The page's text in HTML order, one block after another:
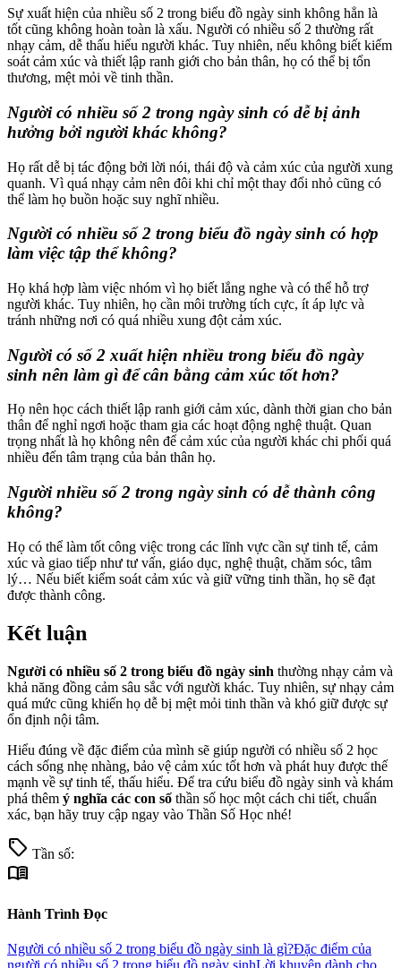
Sự xuất hiện của nhiều số 2 trong biểu đồ ngày sinh không hẳn là
tốt cũng không hoàn toàn là xấu. Người có nhiều số 2 thường rất
nhạy cảm, dễ thấu hiểu người khác. Tuy nhiên, nếu không biết kiểm
soát cảm xúc và thiết lập ranh giới cho bản thân, họ có thể bị tổn
thương, mệt mỏi về tinh thần.
Người có nhiều số 2 trong ngày sinh có dễ bị ảnh
hưởng bởi người khác không?
Họ rất dễ bị tác động bởi lời nói, thái độ và cảm xúc của người xung
quanh. Vì quá nhạy cảm nên đôi khi chỉ một thay đổi nhỏ cũng có
thể làm họ buồn hoặc suy nghĩ nhiều.
Người có nhiều số 2 trong biểu đồ ngày sinh có hợp
làm việc tập thể không?
Họ khá hợp làm việc nhóm vì họ biết lắng nghe và có thể hỗ trợ
người khác. Tuy nhiên, họ cần môi trường tích cực, ít áp lực và
tránh những nơi có quá nhiều xung đột cảm xúc.
Người có số 2 xuất hiện nhiều trong biểu đồ ngày
sinh nên làm gì để cân bằng cảm xúc tốt hơn?
Họ nên học cách thiết lập ranh giới cảm xúc, dành thời gian cho bản
thân để nghỉ ngơi hoặc tham gia các hoạt động nghệ thuật. Quan
trọng nhất là họ không nên để cảm xúc của người khác chi phối quá
nhiều đến tâm trạng của bản thân họ.
Người nhiều số 2 trong ngày sinh có dễ thành công
không?
Họ có thể làm tốt công việc trong các lĩnh vực cần sự tinh tế, cảm
xúc và giao tiếp như tư vấn, giáo dục, nghệ thuật, chăm sóc, tâm
lý… Nếu biết kiểm soát cảm xúc và giữ vững tinh thần, họ sẽ đạt
được thành công.
Kết luận
Người có nhiều số 2 trong biểu đồ ngày sinh thường nhạy cảm và
khả năng đồng cảm sâu sắc với người khác. Tuy nhiên, sự nhạy cảm
quá mức cũng khiến họ dễ bị mệt mỏi tinh thần và khó giữ được sự
ổn định nội tâm.
Hiểu đúng về đặc điểm của mình sẽ giúp người có nhiều số 2 học
cách sống nhẹ nhàng, bảo vệ cảm xúc tốt hơn và phát huy được thế
mạnh về sự tinh tế, thấu hiểu. Để tra cứu biểu đồ ngày sinh và khám
phá thêm ý nghĩa các con số thần số học một cách chi tiết, chuẩn
xác, bạn hãy truy cập ngay vào Thần Số Học nhé!
sell Tần số:
menu_book
Hành Trình Đọc
Người có nhiều số 2 trong biểu đồ ngày sinh là gì?Đặc điểm của